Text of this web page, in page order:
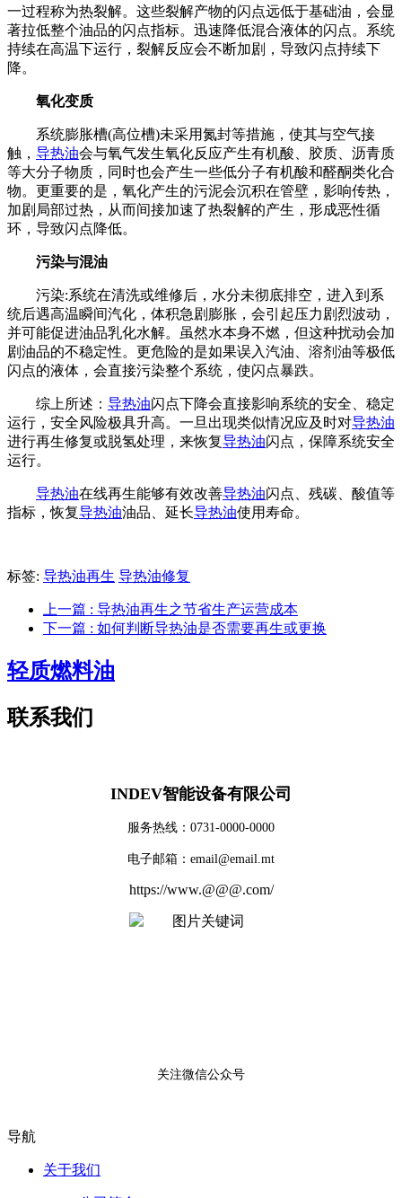
一过程称为热裂解。这些裂解产物的闪点远低于基础油，会显
著拉低整个油品的闪点指标。迅速降低混合液体的闪点。系统
持续在高温下运行，裂解反应会不断加剧，导致闪点持续下
降。
氧化变质
系统膨胀槽(高位槽)未采用氮封等措施，使其与空气接
触， 导热油会与氧气发生氧化反应产生有机酸、胶质、沥青质
等大分子物质，同时也会产生一些低分子有机酸和醛酮类化合
物。更重要的是，氧化产生的污泥会沉积在管壁，影响传热，
加剧局部过热，从而间接加速了热裂解的产生，形成恶性循
环，导致闪点降低。
污染与混油
污染:系统在清洗或维修后，水分未彻底排空，进入到系
统后遇高温瞬间汽化，体积急剧膨胀，会引起压力剧烈波动，
并可能促进油品乳化水解。虽然水本身不燃，但这种扰动会加
剧油品的不稳定性。更危险的是如果误入汽油、溶剂油等极低
闪点的液体，会直接污染整个系统，使闪点暴跌。
综上所述： 导热油闪点下降会直接影响系统的安全、稳定
运行，安全风险极具升高。一旦出现类似情况应及时对导热油
进行再生修复或脱氢处理，来恢复导热油闪点，保障系统安全
运行。
导热油在线再生能够有效改善导热油闪点、残碳、酸值等
指标，恢复导热油油品、延长导热油使用寿命。
标签: 导热油再生 导热油修复
上一篇 : 导热油再生之节省生产运营成本
下一篇 : 如何判断导热油是否需要再生或更换
轻质燃料油
联系我们
INDEV智能设备有限公司
服务热线：0731-0000-0000
电子邮箱：email@email.mt
https://www.@@@.com/
关注微信公众号
导航
关于我们